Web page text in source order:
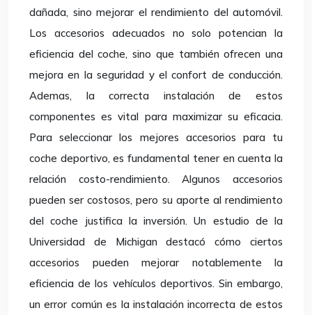
dañada, sino mejorar el rendimiento del automóvil.
Los accesorios adecuados no solo potencian la
eficiencia del coche, sino que también ofrecen una
mejora en la seguridad y el confort de conducción.
Ademas, la correcta instalación de estos
componentes es vital para maximizar su eficacia.
Para seleccionar los mejores accesorios para tu
coche deportivo, es fundamental tener en cuenta la
relación costo-rendimiento. Algunos accesorios
pueden ser costosos, pero su aporte al rendimiento
del coche justifica la inversión. Un estudio de la
Universidad de Michigan destacó cómo ciertos
accesorios pueden mejorar notablemente la
eficiencia de los vehículos deportivos. Sin embargo,
un error común es la instalación incorrecta de estos